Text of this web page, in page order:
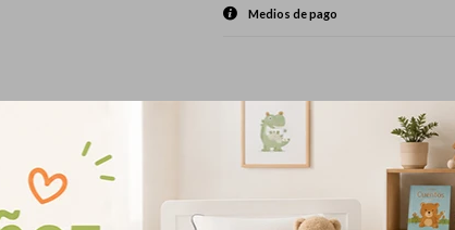
Medios de pago
Productos que te pueden interesar
¡Sumate a la forma más ágil de comprar!
Comprá en 3 cuotas sin recargo o hasta en 12